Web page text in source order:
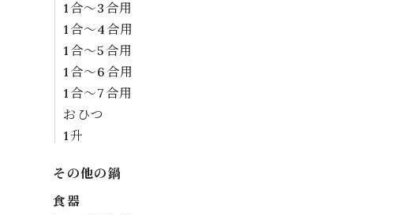
1合～3合用
1合～4合用
1合～5合用
1合～6合用
1合～7合用
おひつ
1升
その他の鍋
食器